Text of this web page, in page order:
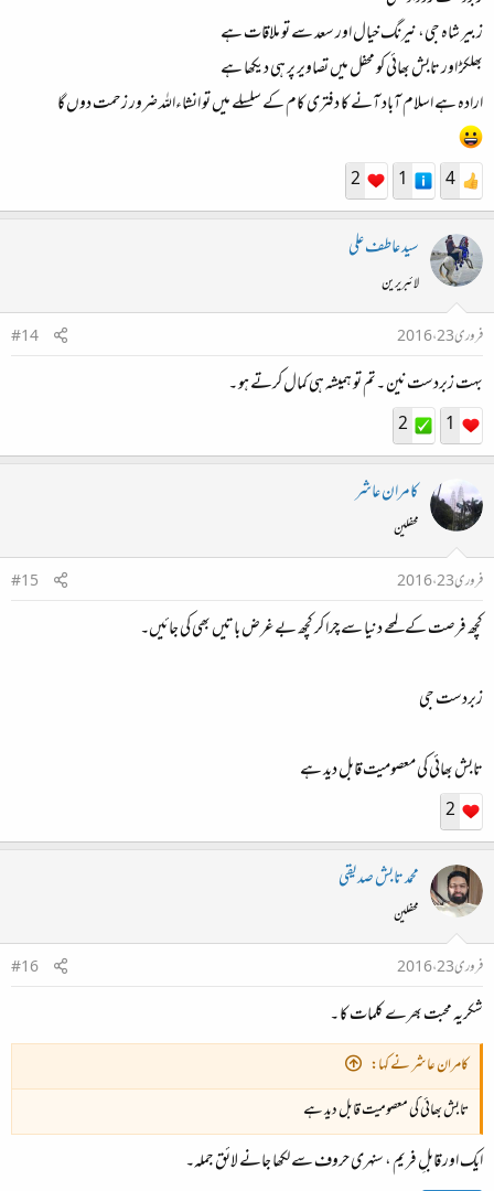
زبیر شاہ جی، نیرنگ خیال اور سعد سے تو ملاقات ہے
بھلکڑ اور تابش بھائی کو محفل میں تصاویر پر ہی دیکھا ہے
ارادہ ہے اسلام آباد آنے کا دفتری کام کے سلسلے میں تو انشاءاللہ ضرور زحمت دوں گا
4
1
2
سید عاطف علی
لائبریرین
فروری 23، 2016
#14
بہت زبردست نین ۔تم تو ہمیشہ ہی کمال کرتے ہو ۔
1
2
کامران عاشر
محفلین
فروری 23، 2016
#15
کچھ فرصت کے لمحے دنیا سے چرا کر کچھ بے غرض باتیں بھی کی جائیں۔
زبردست جی
تابش بھائی کی معصومیت قابل دید ہے
2
محمد تابش صدیقی
محفلین
فروری 23، 2016
#16
شکریہ محبت بھرے کلمات کا ۔
کامران عاشر نے کہا:
تابش بھائی کی معصومیت قابل دید ہے
ایک اور قابلِ فریم ، سنہری حروف سے لکھا جانے لائق جملہ۔